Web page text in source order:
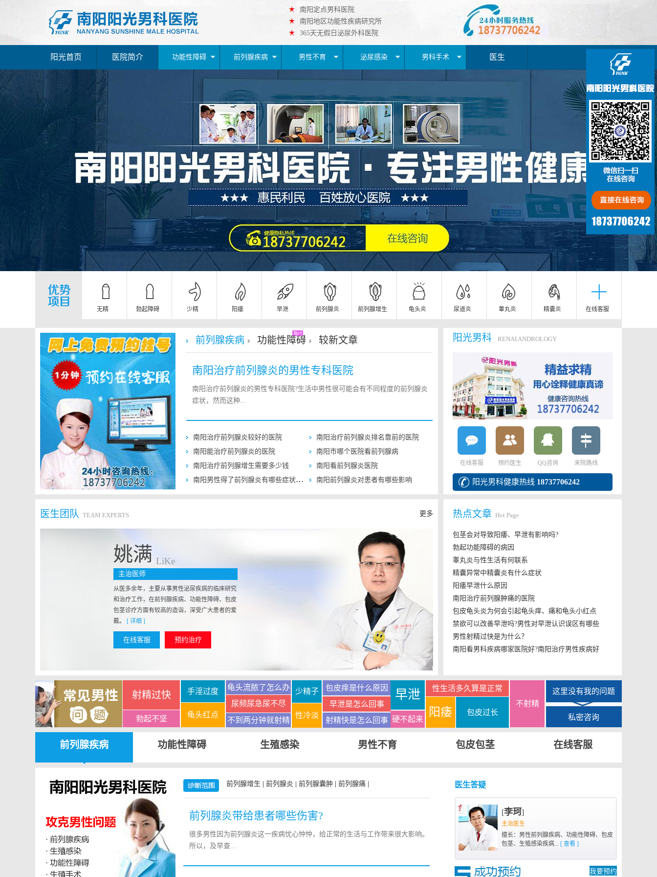
南阳定点男科医院
南阳地区功能性疾病研究所
365天无假日泌尿外科医院
阳光首页 医院简介 功能性障碍 前列腺疾病 男性不育 泌尿感染 男科手术 医生
无精 勃起障碍 少精 阳痿 早泄 前列腺炎 前列腺增生 龟头炎 尿道炎 睾丸炎 精囊炎 在线客服
前列腺疾病 功能性障碍 较新文章
南阳治疗前列腺炎的男性专科医院
南阳治疗前列腺炎的男性专科医院?生活中男性很可能会有不同程度的前列腺炎
症状，然而这种...
南阳治疗前列腺炎较好的医院
南阳治疗前列腺炎排名靠前的医院
南阳能治疗前列腺炎的医院
南阳市哪个医院看前列腺病
南阳治疗前列腺增生需要多少钱
南阳看前列腺炎医院
南阳男性得了前列腺炎有哪些症状有什么危害
南阳前列腺炎对患者有哪些影响
阳光男科 RENAI ANDROLOGY
在线客服 预约医生 QQ咨询 来院路线
阳光男科健康热线 18737706242
更多
医生团队 TEAM EXPERTS
姚满 LiKe
主治医师
从医多余年，主要从事男性泌尿疾病的临床研究
和治疗工作，在前列腺疾病、功能性障碍、包皮
包茎诊疗方面有较高的造诣，深受广大患者的爱
戴。 [ 详细 ]
在线客服 预约治疗
热点文章 Hot Page
包茎会对导致阳痿、早泄有影响吗?
勃起功能障碍的病因
睾丸炎与性生活有何联系
精囊异常中精囊炎有什么症状
阳痿早泄什么原因
南阳治疗前列腺肿痛的医院
包皮龟头炎为何会引起龟头痒、痛和龟头小红点
禁欲可以改善早泄吗?男性对早泄认识误区有哪些
男性射精过快是为什么？
南阳看男科疾病哪家医院好?南阳治疗男性疾病好
射精过快
勃起不坚
手淫过度
龟头红点
龟头流脓了怎么办
尿频尿急尿不尽
不到两分钟就射精
少精子
性冷淡
包皮痒是什么原因
早泄是怎么回事
射精快是怎么回事
早泄
硬不起来
性生活多久算是正常
阳痿 包皮过长
不射精
这里没有我的问题
私密咨询
前列腺疾病 功能性障碍 生殖感染 男性不育 包皮包茎 在线客服
前列腺增生 前列腺炎 前列腺囊肿 前列腺痛
前列腺炎带给患者哪些伤害?
很多男性因为前列腺炎这一疾病忧心忡忡，给正常的生活与工作带来很大影响。
所以，及早查...
医生答疑
[李珂]
主治医生
擅长：男性前列腺疾病、功能性障碍、包皮
包茎、生殖感染疾病... [ 查看 ]
我要预约
南召县 朱先生 15分钟前